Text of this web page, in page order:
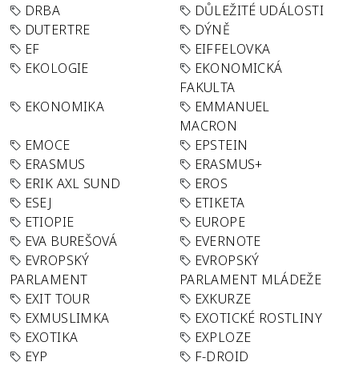
DRBA
DŮLEŽITÉ UDÁLOSTI
DUTERTRE
DÝNĚ
EF
EIFFELOVKA
EKOLOGIE
EKONOMICKÁ
FAKULTA
EKONOMIKA
EMMANUEL
MACRON
EMOCE
EPSTEIN
ERASMUS
ERASMUS+
ERIK AXL SUND
EROS
ESEJ
ETIKETA
ETIOPIE
EUROPE
EVA BUREŠOVÁ
EVERNOTE
EVROPSKÝ
PARLAMENT
EVROPSKÝ
PARLAMENT MLÁDEŽE
EXIT TOUR
EXKURZE
EXMUSLIMKA
EXOTICKÉ ROSTLINY
EXOTIKA
EXPLOZE
EYP
F-DROID